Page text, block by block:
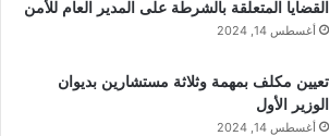
القضايا المتعلقة بالشرطة على المدير العام للأمن
أغسطس 14, 2024
تعيين مكلف بمهمة وثلاثة مستشارين بديوان
الوزير الأول
أغسطس 14, 2024